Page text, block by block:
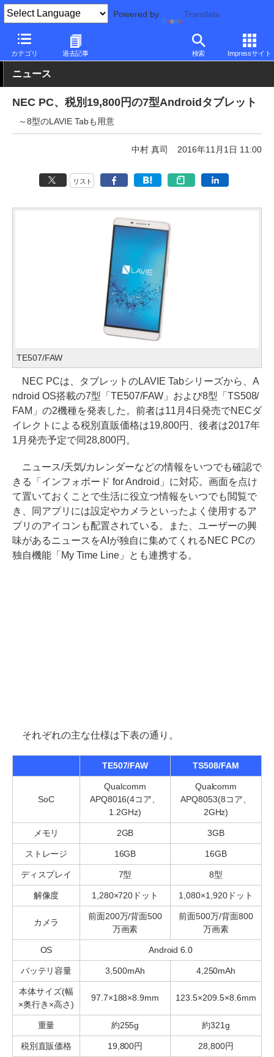
Powered by Translate
カテゴリ 過去記事 検索 Impressサイト
PC Watch パソコン/タブレット/スマートフォン タブレット
ニュース
NEC PC、税別19,800円の7型Androidタブレット
～8型のLAVIE Tabも用意
中村 真司 2016年11月1日 11:00
リスト
TE507/FAW
NEC PCは、タブレットのLAVIE Tabシリーズから、A
ndroid OS搭載の7型「TE507/FAW」および8型「TS508/
FAM」の2機種を発表した。前者は11月4日発売でNECダ
イレクトによる税別直販価格は19,800円、後者は2017年
1月発売予定で同28,800円。
ニュース/天気/カレンダーなどの情報をいつでも確認で
きる「インフォボード for Android」に対応。画面を点け
て置いておくことで生活に役立つ情報をいつでも閲覧で
き、同アプリには設定やカメラといったよく使用するア
プリのアイコンも配置されている。また、ユーザーの興
味があるニュースをAIが独自に集めてくれるNEC PCの
独自機能「My Time Line」とも連携する。
それぞれの主な仕様は下表の通り。
TE507/FAW TS508/FAM
SoC
Qualcomm
APQ8016(4コア、
1.2GHz)
Qualcomm
APQ8053(8コア、
2GHz)
メモリ 2GB 3GB
ストレージ 16GB 16GB
ディスプレイ 7型 8型
解像度 1,280×720ドット 1,080×1,920ドット
カメラ
前面200万/背面500
万画素
前面500万/背面800
万画素
OS Android 6.0
バッテリ容量 3,500mAh 4,250mAh
本体サイズ(幅
×奥行き×高さ)
97.7×188×8.9mm 123.5×209.5×8.6mm
重量 約255g 約321g
税別直販価格 19,800円 28,800円